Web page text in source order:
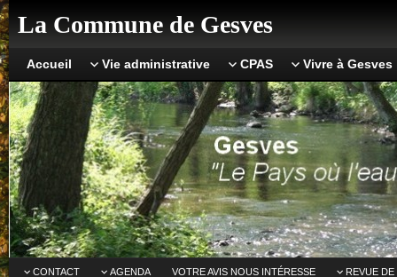
La Commune de Gesves
Accueil Vie administrative CPAS Vivre à Gesves
CONTACT AGENDA VOTRE AVIS NOUS INTÉRESSE REVUE DE